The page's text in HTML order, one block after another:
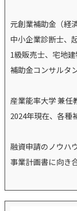
元創業補助金（経
中小企業診断士、
1級販売士、宅地建
補助金コンサルタ
産業能率大学 兼任
2024年現在、各種
融資申請のノウハ
事業計画書に向き